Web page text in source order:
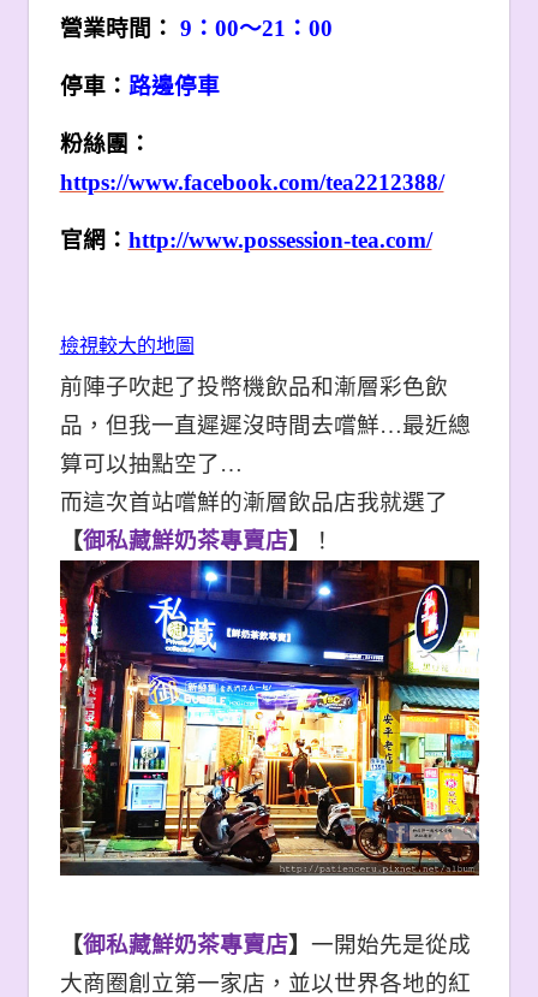
營業時間： 9：00～21：00
停車： 路邊停車
粉絲團：
https://www.facebook.com/tea2212388/
官網： http://www.possession-tea.com/
檢視較大的地圖
前陣子吹起了投幣機飲品和漸層彩色飲
品，但我一直遲遲沒時間去嚐鮮…最近總
算可以抽點空了…
而這次首站嚐鮮的漸層飲品店我就選了
【御私藏鮮奶茶專賣店】 ！
【御私藏鮮奶茶專賣店】 一開始先是從成
大商圈創立第一家店，並以世界各地的紅